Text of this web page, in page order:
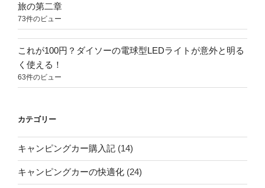
旅の第二章
73件のビュー
これが100円？ダイソーの電球型LEDライトが意外と明る
く使える！
63件のビュー
カテゴリー
キャンピングカー購入記 (14)
キャンピングカーの快適化 (24)